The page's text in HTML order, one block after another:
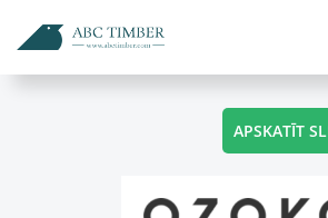
APSKATĪT